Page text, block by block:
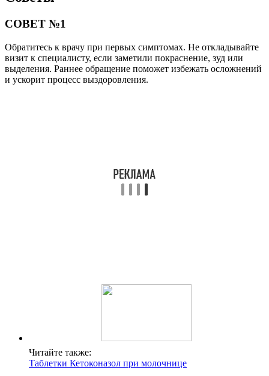
СОВЕТ №1
Обратитесь к врачу при первых симптомах. Не откладывайте
визит к специалисту, если заметили покраснение, зуд или
выделения. Раннее обращение поможет избежать осложнений
и ускорит процесс выздоровления.
Читайте также:
Таблетки Кетоконазол при молочнице